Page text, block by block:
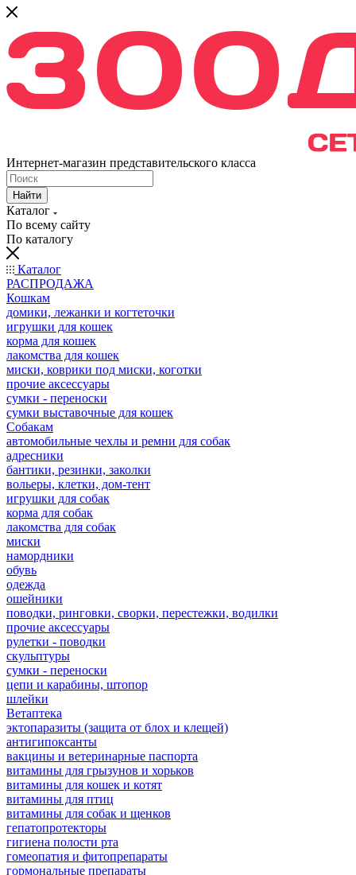
Интернет-магазин представительского класса
Найти
Каталог
По всему сайту
По каталогу
Каталог
РАСПРОДАЖА
Кошкам
домики, лежанки и когтеточки
игрушки для кошек
корма для кошек
лакомства для кошек
миски, коврики под миски, коготки
прочие аксессуары
сумки - переноски
сумки выставочные для кошек
Собакам
автомобильные чехлы и ремни для собак
адресники
бантики, резинки, заколки
вольеры, клетки, дом-тент
игрушки для собак
корма для собак
лакомства для собак
миски
намордники
обувь
одежда
ошейники
поводки, ринговки, сворки, перестежки, водилки
прочие аксессуары
рулетки - поводки
скульптуры
сумки - переноски
цепи и карабины, штопор
шлейки
Ветаптека
эктопаразиты (защита от блох и клещей)
антигипоксанты
вакцины и ветеринарные паспорта
витамины для грызунов и хорьков
витамины для кошек и котят
витамины для птиц
витамины для собак и щенков
гепатопротекторы
гигиена полости рта
гомеопатия и фитопрепараты
гормональные препараты